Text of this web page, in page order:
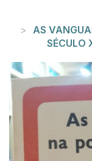
AS
SÉCULO